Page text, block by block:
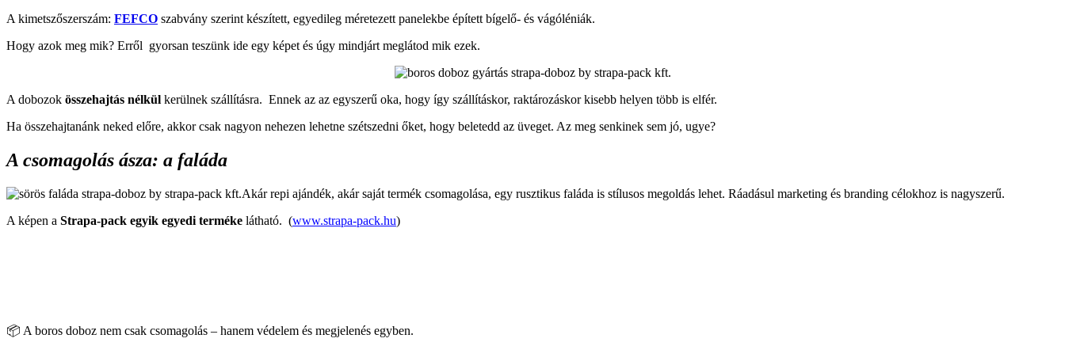
A kimetszőszerszám: FEFCO szabvány szerint készített, egyedileg méretezett panelekbe épített bígelő- és vágóléniák.
Hogy azok meg mik? Erről gyorsan teszünk ide egy képet és úgy mindjárt meglátod mik ezek.
A dobozok összehajtás nélkül kerülnek szállításra. Ennek az az egyszerű oka, hogy így szállításkor, raktározáskor kisebb helyen több is elfér.
Ha összehajtanánk neked előre, akkor csak nagyon nehezen lehetne szétszedni őket, hogy beletedd az üveget. Az meg senkinek sem jó, ugye?
A csomagolás ásza: a faláda
Akár repi ajándék, akár saját termék csomagolása, egy rusztikus faláda is stílusos megoldás lehet. Ráadásul marketing és branding célokhoz is nagyszerű.
A képen a Strapa-pack egyik egyedi terméke látható. (www.strapa-pack.hu)
📦 A boros doboz nem csak csomagolás – hanem védelem és megjelenés egyben.